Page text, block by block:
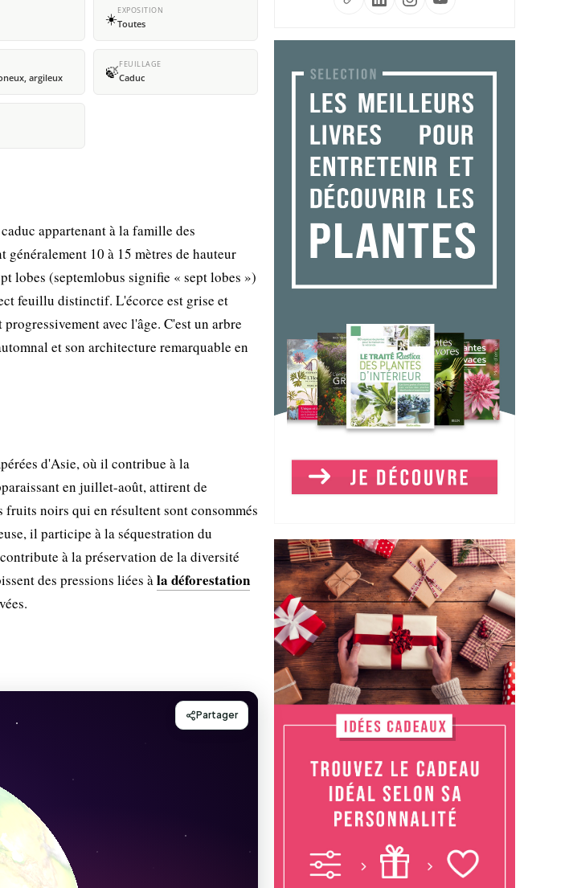
☀️EXPOSITION
Toutes
argileux 🍃FEUILLAGE
Caduc
appartenant à la famille des
10 à 15 mètres de hauteur
lobes (septemlobus signifie « sept lobes »)
feuillu distinctif. L'écorce est grise et
avec l'âge. C'est un arbre
et son architecture remarquable en
d'Asie, où il contribue à la
en juillet-août, attirent de
noirs qui en résultent sont consommés
il participe à la séquestration du
à la préservation de la diversité
des pressions liées àla déforestation